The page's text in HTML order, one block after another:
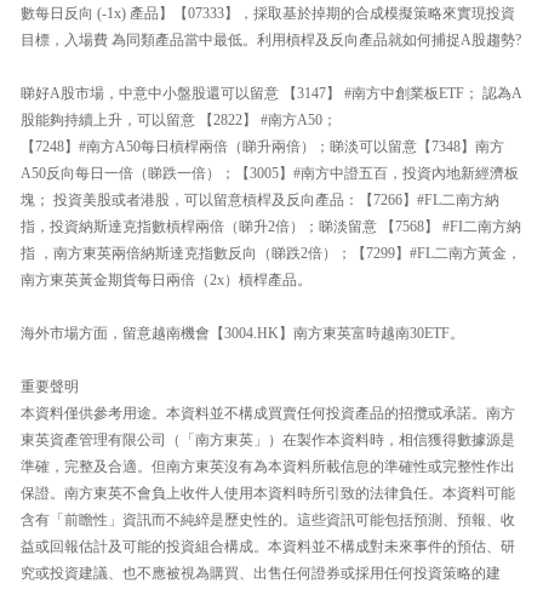
數每日反向 (-1x) 產品】【07333】，採取基於掉期的合成模擬策略來實現投資
目標，入場費 為同類產品當中最低。利用槓桿及反向產品就如何捕捉A股趨勢?
睇好A股市場，中意中小盤股還可以留意 【3147】 #南方中創業板ETF； 認為A
股能夠持續上升，可以留意 【2822】 #南方A50；
【7248】#南方A50每日槓桿兩倍（睇升兩倍）；睇淡可以留意【7348】南方
A50反向每日一倍（睇跌一倍）；【3005】#南方中證五百，投資內地新經濟板
塊； 投資美股或者港股，可以留意槓桿及反向產品：【7266】#FL二南方納
指，投資納斯達克指數槓桿兩倍（睇升2倍）；睇淡留意 【7568】 #FI二南方納
指 ，南方東英兩倍納斯達克指數反向（睇跌2倍）；【7299】#FL二南方黃金，
南方東英黃金期貨每日兩倍（2x）槓桿產品。
海外市場方面，留意越南機會【3004.HK】南方東英富時越南30ETF。
重要聲明
本資料僅供參考用途。本資料並不構成買賣任何投資產品的招攬或承諾。南方
東英資產管理有限公司（「南方東英」）在製作本資料時，相信獲得數據源是
準確，完整及合適。但南方東英沒有為本資料所載信息的準確性或完整性作出
保證。南方東英不會負上收件人使用本資料時所引致的法律負任。本資料可能
含有「前瞻性」資訊而不純綷是歷史性的。這些資訊可能包括預測、預報、收
益或回報估計及可能的投資組合構成。本資料並不構成對未來事件的預估、研
究或投資建議、也不應被視為購買、出售任何證券或採用任何投資策略的建